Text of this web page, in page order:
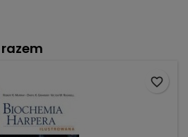
favorite_border